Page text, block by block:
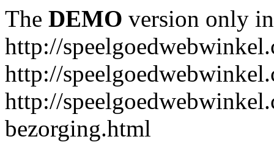
The DEMO version only
http://
http://
http://
bezorging.html